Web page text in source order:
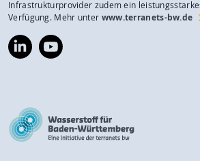
Infrastrukturprovider zudem ein
Verfügung. Mehr unter www.terranets-bw.de
https://www.linkedin.com/company/terranets-
bw-
https://www.youtube.com/@terranetsbw